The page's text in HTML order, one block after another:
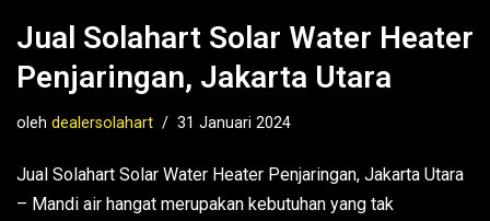
Jual Solahart Solar Water Heater
Penjaringan, Jakarta Utara
oleh dealersolahart 31 Januari 2024
Jual Solahart Solar Water Heater Penjaringan, Jakarta Utara
– Mandi air hangat merupakan kebutuhan yang tak